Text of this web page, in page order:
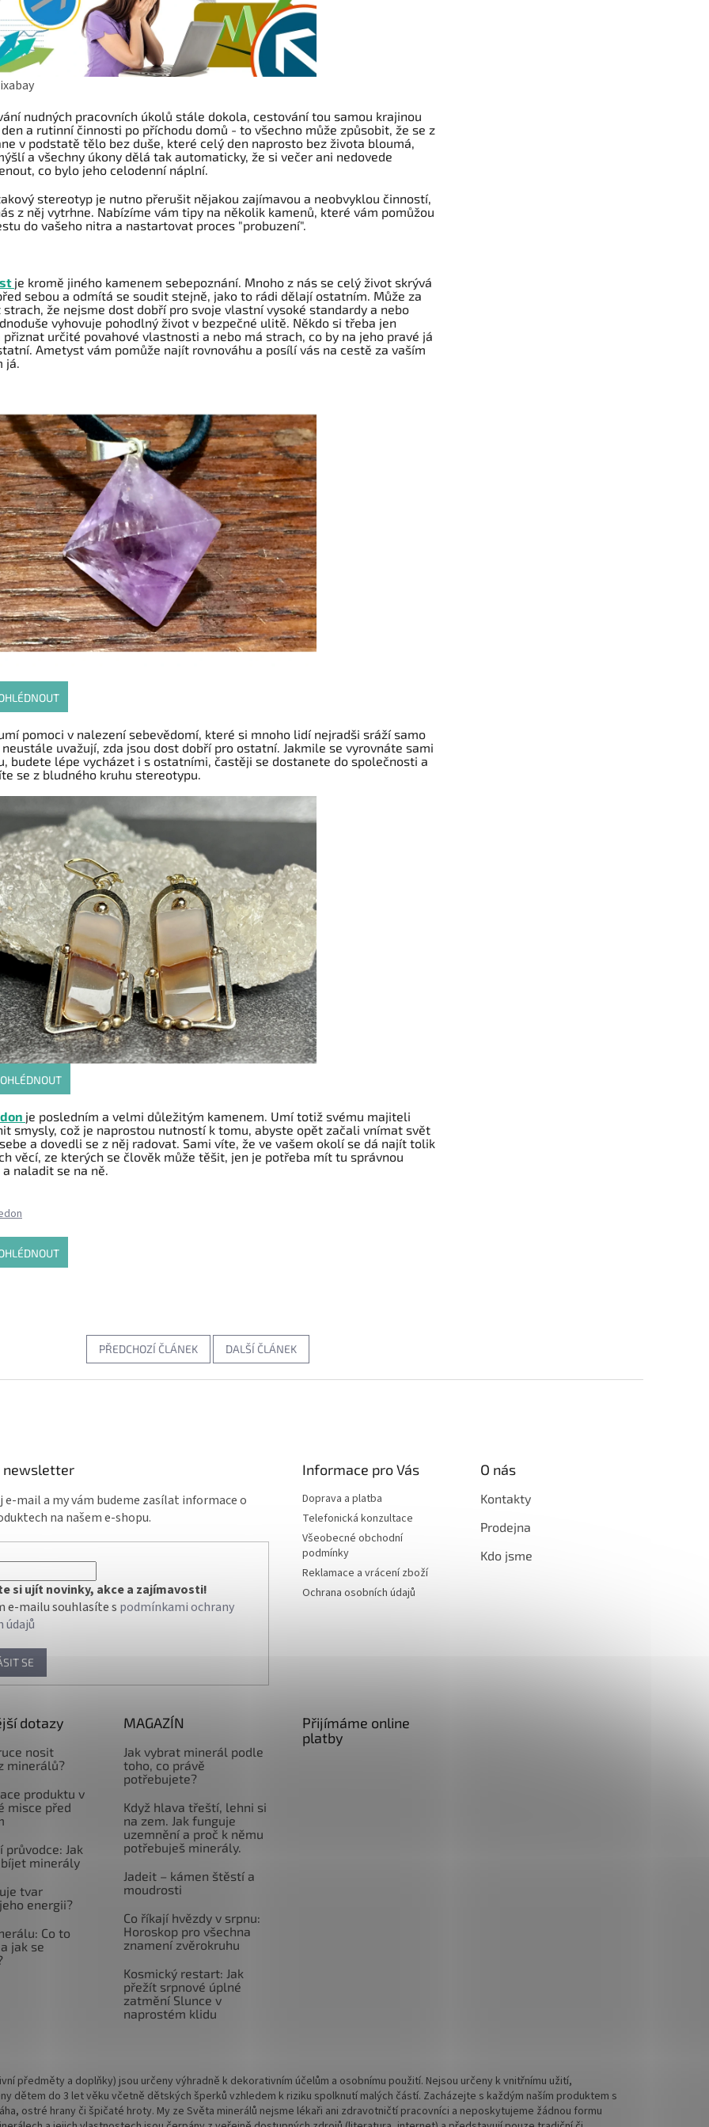
nudných pracovních úkolů stále dokola, cestování tou samou krajinou
den a rutinní činnosti po příchodu domů - to všechno může způsobit, že se z
v podstatě tělo bez duše, které celý den naprosto bez života bloumá,
a všechny úkony dělá tak automaticky, že si večer ani nedovede
co bylo jeho celodenní náplní.
stereotyp je nutno přerušit nějakou zajímavou a neobvyklou činností,
z něj vytrhne. Nabízíme vám tipy na několik kamenů, které vám pomůžou
do vašeho nitra a nastartovat proces "probuzení".
je kromě jiného kamenem sebepoznání. Mnoho z nás se celý život skrývá
sebou a odmítá se soudit stejně, jako to rádi dělají ostatním. Může za
že nejsme dost dobří pro svoje vlastní vysoké standardy a nebo
vyhovuje pohodlný život v bezpečné ulitě. Někdo si třeba jen
přiznat určité povahové vlastnosti a nebo má strach, co by na jeho pravé já
Ametyst vám pomůže najít rovnováhu a posílí vás na cestě za vaším
já.
pomoci v nalezení sebevědomí, které si mnoho lidí nejradši sráží samo
uvažují, zda jsou dost dobří pro ostatní. Jakmile se vyrovnáte sami
budete lépe vycházet i s ostatními, častěji se dostanete do společnosti a
se z bludného kruhu stereotypu.
je posledním a velmi důležitým kamenem. Umí totiž svému majiteli
smysly, což je naprostou nutností k tomu, abyste opět začali vnímat svět
a dovedli se z něj radovat. Sami víte, že ve vašem okolí se dá najít tolik
věcí, ze kterých se člověk může těšit, jen je potřeba mít tu správnou
naladit se na ně.
PŘEDCHOZÍ ČLÁNEK DALŠÍ ČLÁNEK
newsletter
e-mail a my vám budeme zasílat informace o
na našem e-shopu.
si ujít novinky, akce a zajímavosti!
e-mailu souhlasíte s podmínkami ochrany
údajů
SE
Informace pro Vás
Doprava a platba
Telefonická konzultace
Všeobecné obchodní
podmínky
Reklamace a vrácení zboží
Ochrana osobních údajů
O nás
Kontakty
Prodejna
Kdo jsme
dotazy
nosit
minerálů?
produktu v
misce před
průvodce: Jak
minerály
tvar
energii?
Co to
jak se
MAGAZÍN
Jak vybrat minerál podle
toho, co právě
potřebujete?
Když hlava třeští, lehni si
na zem. Jak funguje
uzemnění a proč k němu
potřebuješ minerály.
Jadeit – kámen štěstí a
moudrosti
Co říkají hvězdy v srpnu:
Horoskop pro všechna
znamení zvěrokruhu
Kosmický restart: Jak
přežít srpnové úplné
zatmění Slunce v
naprostém klidu
Přijímáme online
platby
předměty a doplňky) jsou určeny výhradně k dekorativním účelům a osobnímu použití. Nejsou určeny k vnitřnímu užití,
dětem do 3 let věku včetně dětských šperků vzhledem k riziku spolknutí malých částí. Zacházejte s každým naším produktem s
ostré hrany či špičaté hroty. My ze Světa minerálů nejsme lékaři ani zdravotničtí pracovníci a neposkytujeme žádnou formu